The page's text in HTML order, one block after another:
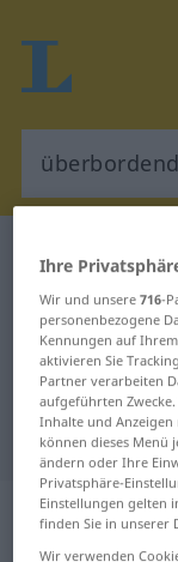
Deutsch-
Deutsch-
für
Adjektiv
Ihre
Wir und unsere716-
personenbezogene
Kennungen auf
aktivieren Sie
Partner verarbeiten
aufgeführten
Inhalte und Anzeigen
können dieses Menü
ändern oder Ihre
Privatsphäre-
Einstellungen gelten
finden Sie in unserer
Wir verwenden